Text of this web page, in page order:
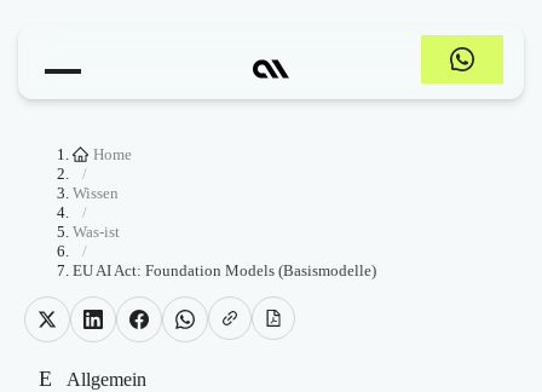
Home
/
Wissen
/
Was-ist
/
EU AI Act: Foundation Models (Basismodelle)
E Allgemein